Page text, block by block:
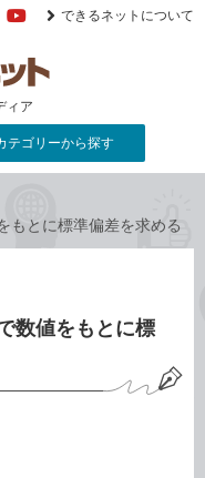
ィア
YouTube
できるネットについて
テゴリーから探す
もとに標準偏差を求める
数値をもとに標